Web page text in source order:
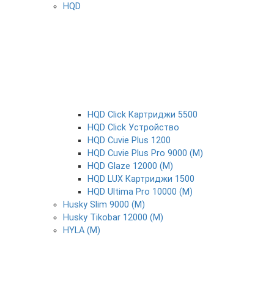
HQD
HQD Click Картриджи 5500
HQD Click Устройство
HQD Cuvie Plus 1200
HQD Cuvie Plus Pro 9000 (М)
HQD Glaze 12000 (М)
HQD LUX Картриджи 1500
HQD Ultima Pro 10000 (М)
Husky Slim 9000 (М)
Husky Tikobar 12000 (М)
HYLA (М)